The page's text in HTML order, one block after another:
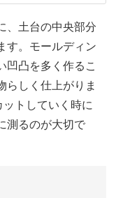
01:44
06:48
07:55
、土台の中央部分
す。モールディン
凹凸を多く作るこ
らしく仕上がりま
トしていく時に
測るのが大切で